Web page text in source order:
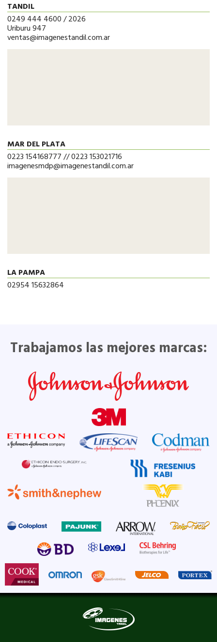
TANDIL
0249 444 4600 / 2026
Uriburu 947
ventas@imagenestandil.com.ar
MAR DEL PLATA
0223 154168777 // 0223 153021716
imagenesmdp@imagenestandil.com.ar
LA PAMPA
02954 15632864
Trabajamos las mejores marcas: